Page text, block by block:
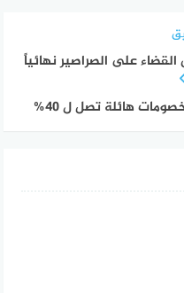
على الصراصير نهائياً
هائلة تصل ل 40%